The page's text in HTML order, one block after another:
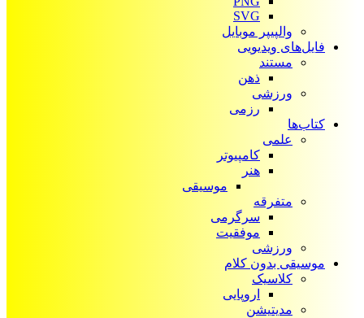
SVG
والپیپر موبایل
فایل‌های ویدیویی
مستند
ذهن
ورزشی
رزمی
کتاب‌ها
علمی
کامپیوتر
هنر
موسیقی
متفرقه
سرگرمی
موفقیت
ورزشی
موسیقی بدون کلام
کلاسیک
اروپایی
مدیتیشن